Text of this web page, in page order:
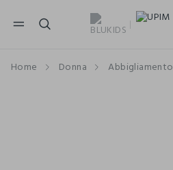
NAVIGATION.ARIA.GOTOMAINCONTENT
Home Donna Abbigliamento